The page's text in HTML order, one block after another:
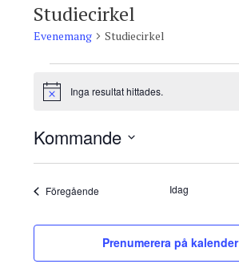
Studiecirkel
Evenemang Studiecirkel
Evenemang
Notis Inga resultat hittades.
Kommande
Välj
Föregående Idag
Prenumerera på kalender